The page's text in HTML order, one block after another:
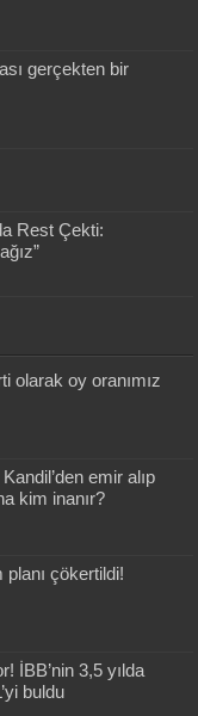
gerçekten bir
Rest Çekti:
olarak oy oranımız
emir alıp
kim inanır?
planı çökertildi!
İBB’nin 3,5 yılda
buldu